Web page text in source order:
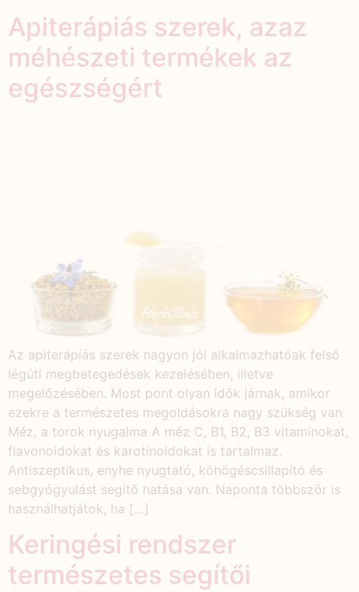
Apiterápiás szerek, azaz
méhészeti termékek az
egészségért
Az apiterápiás szerek nagyon jól alkalmazhatóak felső
légúti megbetegedések kezelésében, illetve
megelőzésében. Most pont olyan idők járnak, amikor
ezekre a természetes megoldásokra nagy szükség van.
Méz, a torok nyugalma A méz C, B1, B2, B3 vitaminokat,
flavonoidokat és karotinoidokat is tartalmaz.
Antiszeptikus, enyhe nyugtató, köhögéscsillapító és
sebgyógyulást segítő hatása van. Naponta többször is
használhatjátok, ha […]
Keringési rendszer
természetes segítői